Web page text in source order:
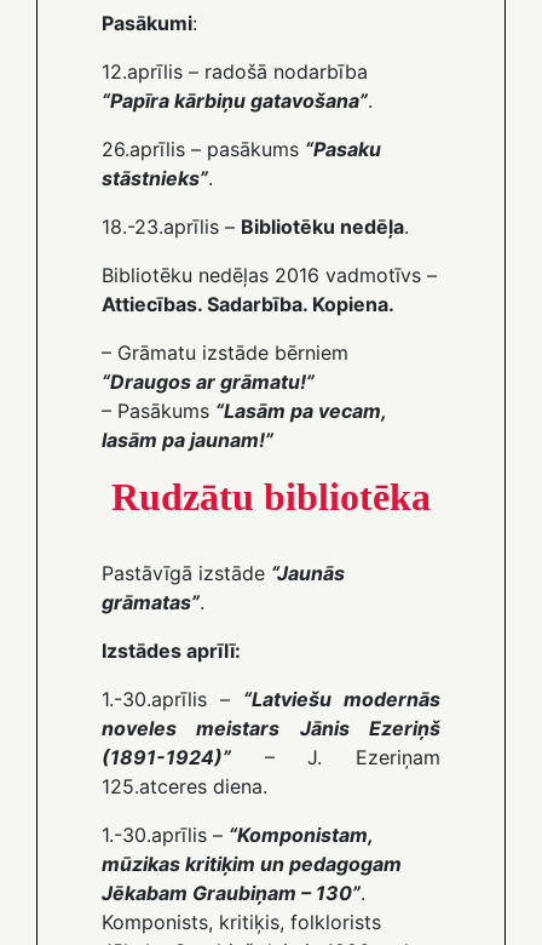
Pasākumi:
12.aprīlis – radošā nodarbība
“Papīra kārbiņu gatavošana”.
26.aprīlis – pasākums “Pasaku
stāstnieks”.
18.-23.aprīlis – Bibliotēku nedēļa.
Bibliotēku nedēļas 2016 vadmotīvs –
Attiecības. Sadarbība. Kopiena.
– Grāmatu izstāde bērniem
“Draugos ar grāmatu!”
– Pasākums “Lasām pa vecam,
lasām pa jaunam!”
Rudzātu bibliotēka
Pastāvīgā izstāde “Jaunās
grāmatas”.
Izstādes aprīlī:
1.-30.aprīlis – “Latviešu modernās
noveles meistars Jānis Ezeriņš
(1891-1924)” – J. Ezeriņam
125.atceres diena.
1.-30.aprīlis – “Komponistam,
mūzikas kritiķim un pedagogam
Jēkabam Graubiņam – 130”.
Komponists, kritiķis, folklorists